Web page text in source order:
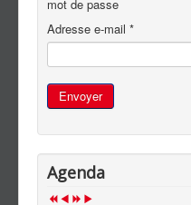
Clubs
Galerie
News
Liens
Contact
mot de passe
Adresse e-mail *
Envoyer
Agenda